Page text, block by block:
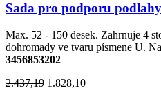
Sada pro podporu podlahy
Max. 52 - 150 desek. Zahrnuje 4
dohromady ve tvaru písmene U.
3456853202
2.437,19 1.828,10